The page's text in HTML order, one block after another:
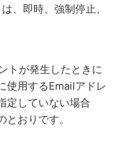
、即時、強制停止、
トが発生したときに
使用するEmailアドレ
定していない場合
おりです。